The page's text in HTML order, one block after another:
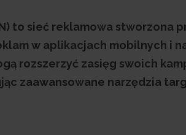
to sieć reklamowa stworzona
w aplikacjach mobilnych i
rozszerzyć zasięg swoich
zaawansowane narzędzia